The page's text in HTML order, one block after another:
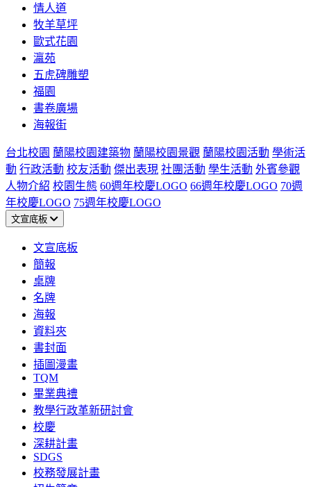
情人道
牧羊草坪
歐式花園
瀛苑
五虎碑雕塑
福園
書卷廣場
海報街
台北校園 蘭陽校園建築物 蘭陽校園景觀 蘭陽校園活動 學術活
動 行政活動 校友活動 傑出表現 社團活動 學生活動 外賓參觀
人物介紹 校園生態 60週年校慶LOGO 66週年校慶LOGO 70週
年校慶LOGO 75週年校慶LOGO
文宣底板
文宣底板
簡報
桌牌
名牌
海報
資料夾
書封面
插圖漫畫
TQM
畢業典禮
教學行政革新研討會
校慶
深耕計畫
SDGS
校務發展計畫